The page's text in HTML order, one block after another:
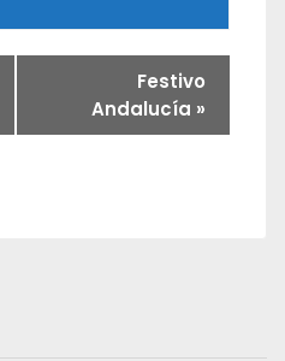
Festivo
Andalucía »